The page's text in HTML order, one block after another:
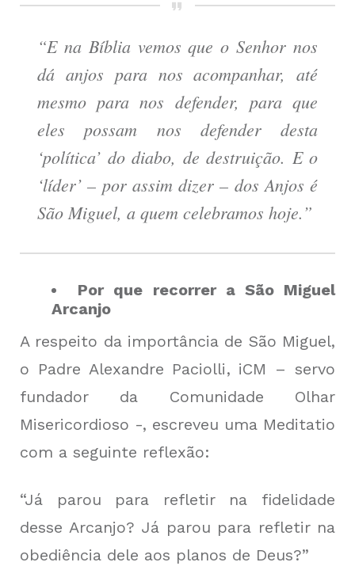
“E na Bíblia vemos que o Senhor nos
dá anjos para nos acompanhar, até
mesmo para nos defender, para que
eles possam nos defender desta
‘política’ do diabo, de destruição. E o
‘líder’ – por assim dizer – dos Anjos é
São Miguel, a quem celebramos hoje.”
Por que recorrer a São Miguel
Arcanjo
A respeito da importância de São Miguel,
o Padre Alexandre Paciolli, iCM – servo
fundador da Comunidade Olhar
Misericordioso -, escreveu uma Meditatio
com a seguinte reflexão:
“Já parou para refletir na fidelidade
desse Arcanjo? Já parou para refletir na
obediência dele aos planos de Deus?”